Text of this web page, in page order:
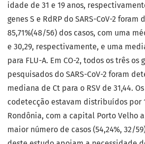
idade de 31 e 19 anos,
genes S e RdRP do SARS-CoV-2
85,71%(48/56) dos casos, com uma
e 30,29, respectivamente, e uma
para FLU-A. Em CO-2, todos os três os
pesquisados do SARS-CoV-2 foram
mediana de Ct para o RSV de 31,44.
codetecção estavam distribuídos por
Rondônia, com a capital Porto Velho
maior número de casos (54,24%, 32/